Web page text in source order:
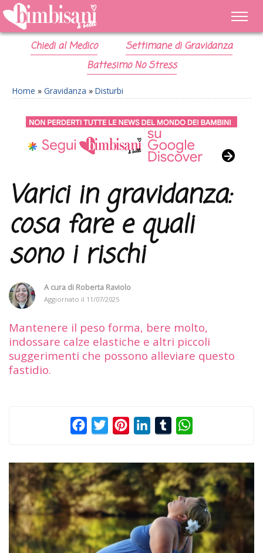
Chiedi al Medico
Settimane di Gravidanza
Battesimo No Stress
Home » Gravidanza » Disturbi
Varici in gravidanza:
cosa fare e quali
sono i rischi
A cura di Roberta Raviolo
Aggiornato il 11/07/2025
Mantenere il peso forma, bere molto,
indossare calze elastiche e altri piccoli
suggerimenti che possono alleviare questo
fastidio.
FacebookTwitterPinterestLinkedInTumblr